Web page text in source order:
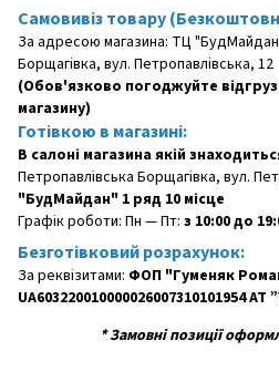
Самовивіз товару
За адресою магазина: ТЦ
Борщагівка, вул. Петропавлівська, 12
(Обов'язково погоджуйте
магазину)
Готівкою в магазині:
В салоні магазина якій
Петропавлівська Борщагівка, вул.
"БудМайдан" 1 ряд 10 місце
Графік роботи: Пн — Пт: з 10:00 до
Безготівковий розрахунок:
За реквізитами: ФОП "Гуменяк
UA603220010000026007310101954
*Замовні позиції